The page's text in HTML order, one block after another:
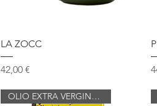
LA ZOCC
Prezzo
42,00 €
OLIO EXTRA VERGINE DI OLIVA